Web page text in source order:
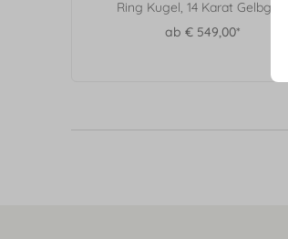
Ring Kugel, 14 Karat Gelbgold
ab € 549,00*